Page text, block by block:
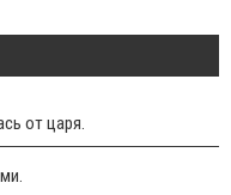
от царя.